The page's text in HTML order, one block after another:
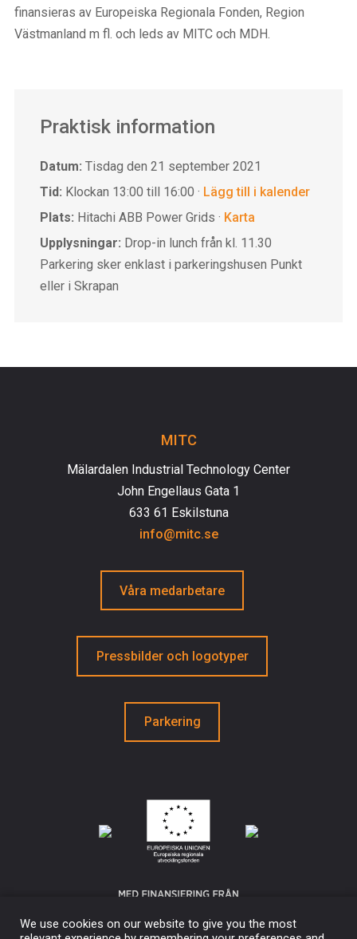
finansieras av Europeiska Regionala Fonden, Region
Västmanland m fl. och leds av MITC och MDH.
Praktisk information
Datum: Tisdag den 21 september 2021
Tid: Klockan 13:00 till 16:00 · Lägg till i kalender
Plats: Hitachi ABB Power Grids · Karta
Upplysningar: Drop-in lunch från kl. 11.30
Parkering sker enklast i parkeringshusen Punkt
eller i Skrapan
MITC
Mälardalen Industrial Technology Center
John Engellaus Gata 1
633 61 Eskilstuna
info@mitc.se
Våra medarbetare
Pressbilder och logotyper
Parkering
We use cookies on our website to give you the most